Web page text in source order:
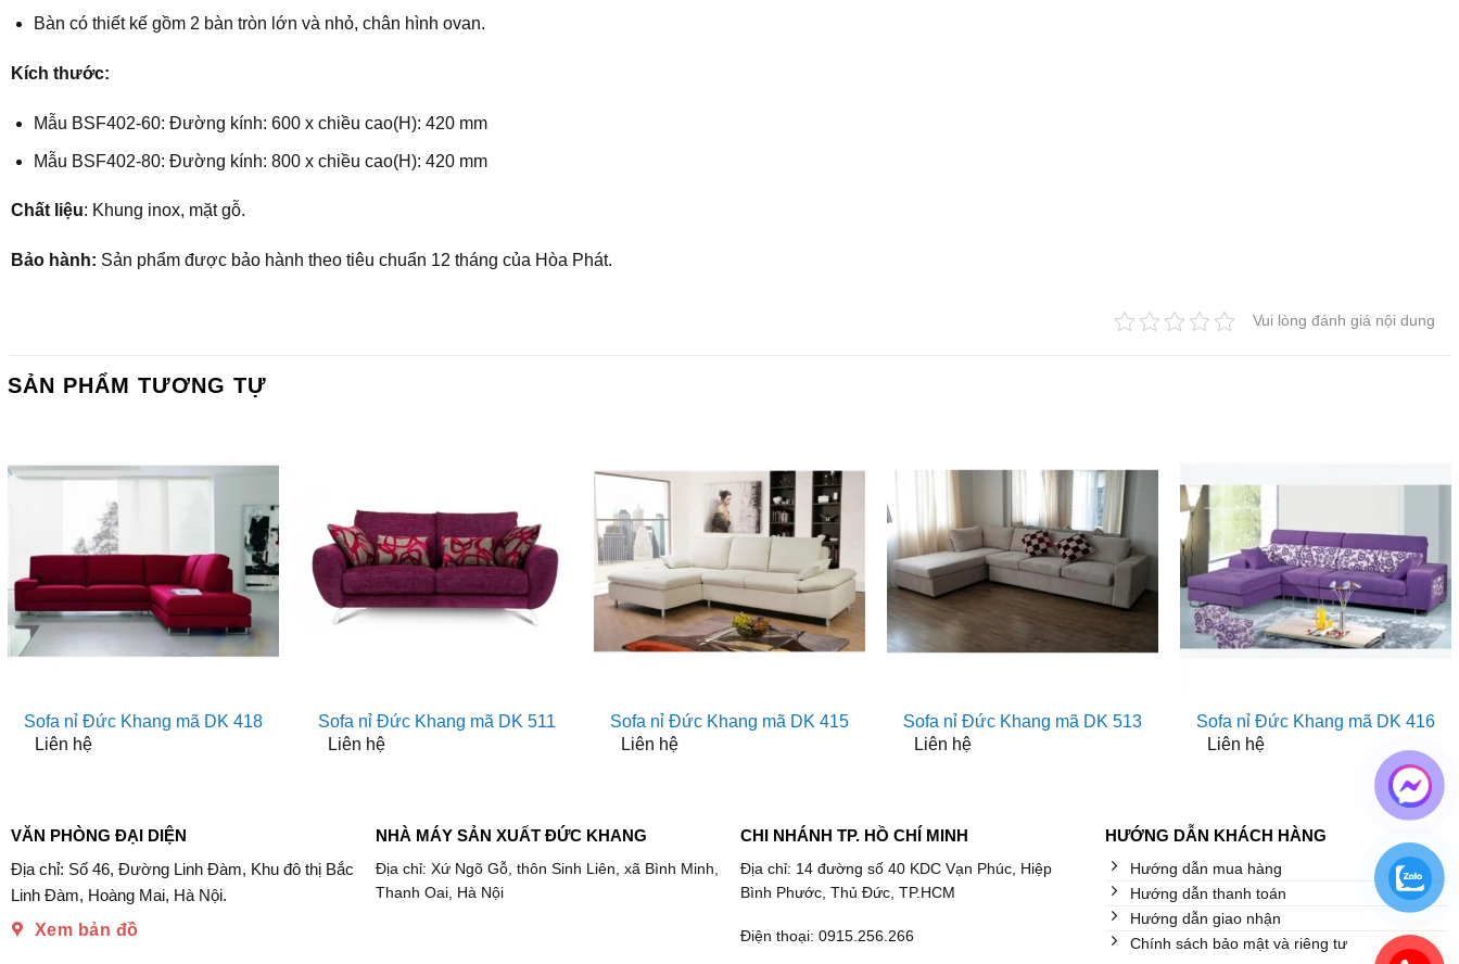
Bàn có thiết kế gồm 2 bàn tròn lớn và nhỏ, chân hình ovan.
Kích thước:
Mẫu BSF402-60: Đường kính: 600 x chiều cao(H): 420 mm
Mẫu BSF402-80: Đường kính: 800 x chiều cao(H): 420 mm
Chất liệu: Khung inox, mặt gỗ.
Bảo hành: Sản phẩm được bảo hành theo tiêu chuẩn 12 tháng của Hòa Phát.
Vui lòng đánh giá nội dung
SẢN PHẨM TƯƠNG TỰ
Sofa nỉ Đức Khang mã DK 418
Liên hệ
Sofa nỉ Đức Khang mã DK 511
Liên hệ
Sofa nỉ Đức Khang mã DK 415
Liên hệ
Sofa nỉ Đức Khang mã DK 513
Liên hệ
Sofa nỉ Đức Khang mã DK 416
Liên hệ
VĂN PHÒNG ĐẠI DIỆN
Địa chỉ: Số 46, Đường Linh Đàm, Khu đô thị Bắc
Linh Đàm, Hoàng Mai, Hà Nội.
Xem bản đồ
NHÀ MÁY SẢN XUẤT ĐỨC KHANG
Địa chỉ: Xứ Ngõ Gỗ, thôn Sinh Liên, xã Bình Minh,
Thanh Oai, Hà Nội
CHI NHÁNH TP. HỒ CHÍ MINH
Địa chỉ: 14 đường số 40 KDC Vạn Phúc, Hiệp
Bình Phước, Thủ Đức, TP.HCM
Điện thoại: 0915.256.266
HƯỚNG DẪN KHÁCH HÀNG
Hướng dẫn mua hàng
Hướng dẫn thanh toán
Hướng dẫn giao nhận
Chính sách bảo mật và riêng tư